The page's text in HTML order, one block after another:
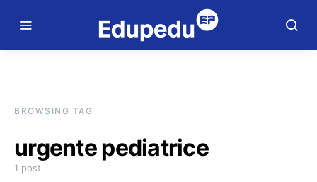
BROWSING TAG
urgente pediatrice
1 post